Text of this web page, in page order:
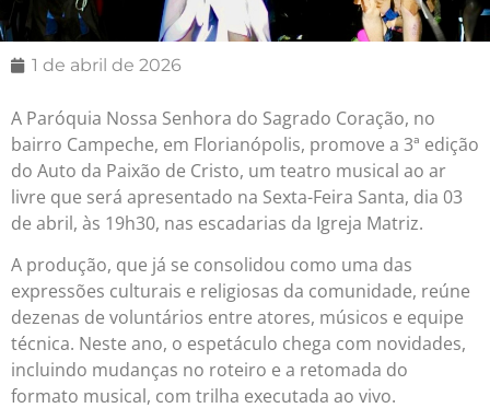
1 de abril de 2026
A Paróquia Nossa Senhora do Sagrado Coração, no
bairro Campeche, em Florianópolis, promove a 3ª edição
do Auto da Paixão de Cristo, um teatro musical ao ar
livre que será apresentado na Sexta-Feira Santa, dia 03
de abril, às 19h30, nas escadarias da Igreja Matriz.
A produção, que já se consolidou como uma das
expressões culturais e religiosas da comunidade, reúne
dezenas de voluntários entre atores, músicos e equipe
técnica. Neste ano, o espetáculo chega com novidades,
incluindo mudanças no roteiro e a retomada do
formato musical, com trilha executada ao vivo.